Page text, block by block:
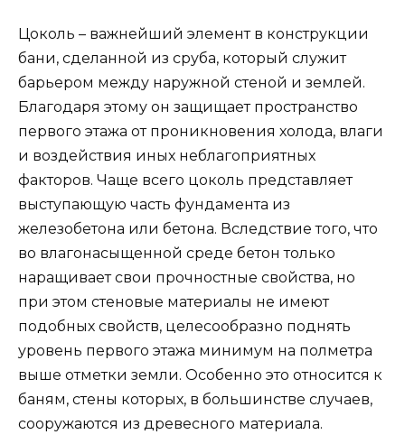
Цоколь – важнейший элемент в конструкции
бани, сделанной из сруба, который служит
барьером между наружной стеной и землей.
Благодаря этому он защищает пространство
первого этажа от проникновения холода, влаги
и воздействия иных неблагоприятных
факторов. Чаще всего цоколь представляет
выступающую часть фундамента из
железобетона или бетона. Вследствие того, что
во влагонасыщенной среде бетон только
наращивает свои прочностные свойства, но
при этом стеновые материалы не имеют
подобных свойств, целесообразно поднять
уровень первого этажа минимум на полметра
выше отметки земли. Особенно это относится к
баням, стены которых, в большинстве случаев,
сооружаются из древесного материала.